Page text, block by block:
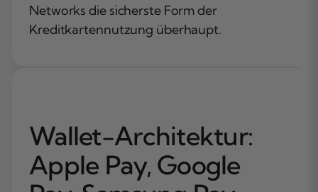
Networks die sicherste Form der
Kreditkartennutzung überhaupt.
Wallet-Architektur:
Apple Pay, Google